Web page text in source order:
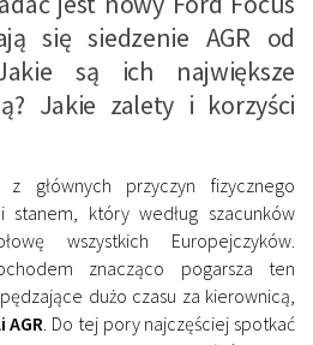
się siedzenie AGR od
są ich największe
Jakie zalety i korzyści
głównych przyczyn fizycznego
który według szacunków
wszystkich Europejczyków.
znacząco pogarsza ten
dużo czasu za kierownicą,
. Do tej pory najczęściej spotkać